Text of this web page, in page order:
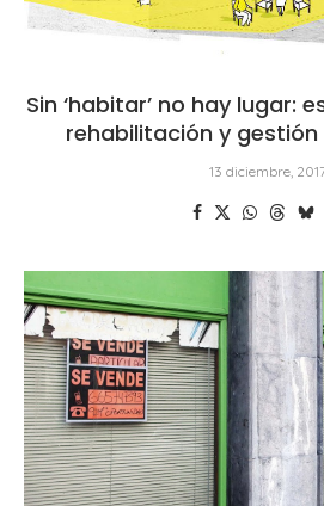
Sin ‘habitar’ no hay lugar:
rehabilitación y gestión
13 diciembre,